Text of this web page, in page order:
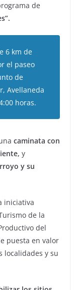
de
6 km de
el paseo
de
Avellaneda
horas.
caminata con
y
y su
iniciativa
de la
del
puesta en valor
localidades y su